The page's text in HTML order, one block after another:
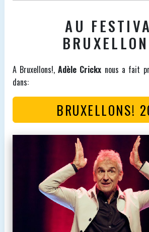
AU
A Bruxellons!,Adèle Crickx nous a fait
dans:
BRUXELLONS!